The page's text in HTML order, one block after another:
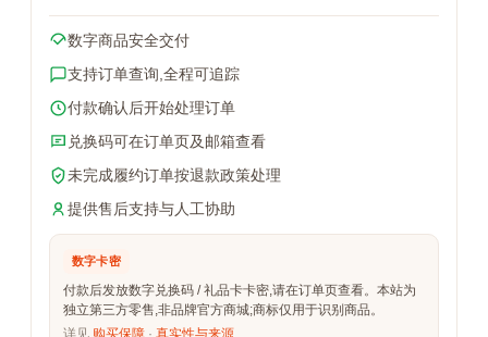
数字商品安全交付
支持订单查询,全程可追踪
付款确认后开始处理订单
兑换码可在订单页及邮箱查看
未完成履约订单按退款政策处理
提供售后支持与人工协助
数字卡密
付款后发放数字兑换码 / 礼品卡卡密,请在订单页查看。本站为
独立第三方零售,非品牌官方商城;商标仅用于识别商品。
详见 购买保障 · 真实性与来源